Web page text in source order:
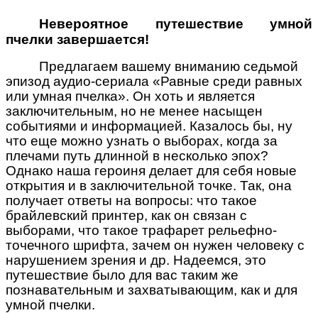
Невероятное путешествие умной
пчелки завершается!
Предлагаем вашему вниманию седьмой
эпизод аудио-сериала «Равные среди равных
или умная пчелка». Он хоть и является
заключительным, но не менее насыщен
событиями и информацией. Казалось бы, ну
что еще можно узнать о выборах, когда за
плечами путь длинной в несколько эпох?
Однако наша героиня делает для себя новые
открытия и в заключительной точке. Так, она
получает ответы на вопросы: что такое
брайлевский принтер, как он связан с
выборами, что такое трафарет рельефно-
точечного шрифта, зачем он нужен человеку с
нарушением зрения и др. Надеемся, это
путешествие было для вас таким же
познавательным и захватывающим, как и для
умной пчелки.